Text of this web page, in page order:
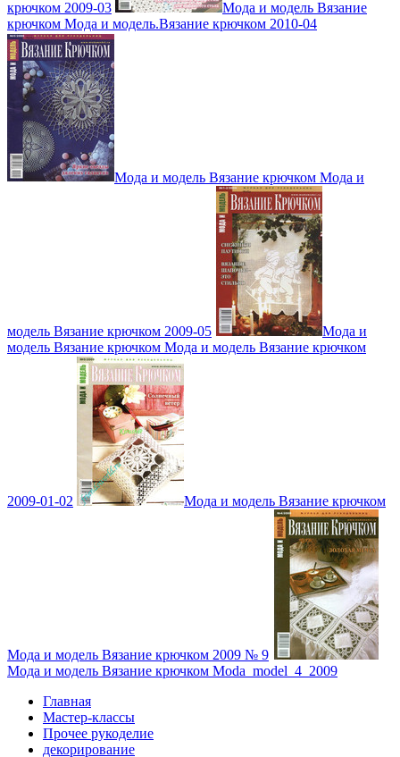
крючком 2009-03
Мода и модель Вязание
крючком Мода и модель.Вязание крючком 2010-04
Мода и модель Вязание крючком Мода и
модель Вязание крючком 2009-05
Мода и
модель Вязание крючком Мода и модель Вязание крючком
2009-01-02 Мода и модель Вязание крючком
Мода и модель Вязание крючком 2009 № 9
Мода и модель Вязание крючком Moda_model_4_2009
Главная
Мастер-классы
Прочее рукоделие
декорирование